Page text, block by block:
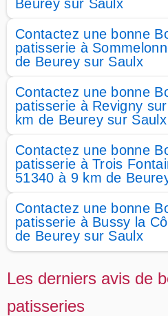
Beurey sur Saulx
Contactez une bonne
patisserie à
de Beurey sur Saulx
Contactez une bonne
patisserie à Revigny
km de Beurey sur Saulx
Contactez une bonne
patisserie à Trois
51340 à 9 km de
Contactez une bonne
patisserie à Bussy la
de Beurey sur Saulx
Les derniers avis de
patisseries